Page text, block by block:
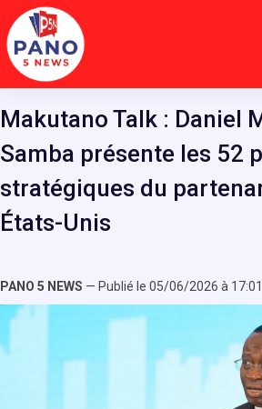
Passer
au
contenu
Makutano Talk : Daniel
Samba présente les 52
stratégiques du
États-Unis
PANO 5 NEWS — Publié le 05/06/2026 à 17:01